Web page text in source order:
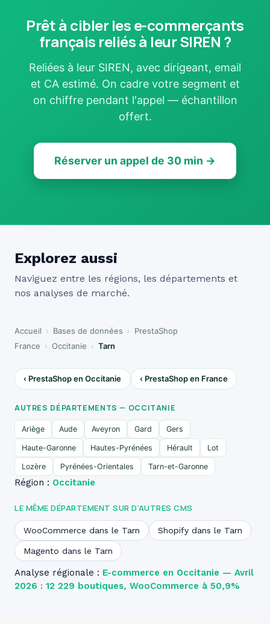
Prêt à cibler les e-commerçants
français reliés à leur SIREN ?
Reliées à leur SIREN, avec dirigeant, email
et CA estimé. On cadre votre segment et
on chiffre pendant l'appel — échantillon
offert.
Réserver un appel de 30 min →
Explorez aussi
Naviguez entre les régions, les départements et
nos analyses de marché.
Accueil › Bases de données › PrestaShop
France › Occitanie › Tarn
‹ PrestaShop en Occitanie ‹ PrestaShop en France
AUTRES DÉPARTEMENTS — OCCITANIE
Ariège Aude Aveyron Gard Gers
Haute-Garonne Hautes-Pyrénées Hérault Lot
Lozère Pyrénées-Orientales Tarn-et-Garonne
Région : Occitanie
LE MÊME DÉPARTEMENT SUR D’AUTRES CMS
WooCommerce dans le Tarn Shopify dans le Tarn
Magento dans le Tarn
Analyse régionale : E-commerce en Occitanie — Avril
2026 : 12 229 boutiques, WooCommerce à 50,9%